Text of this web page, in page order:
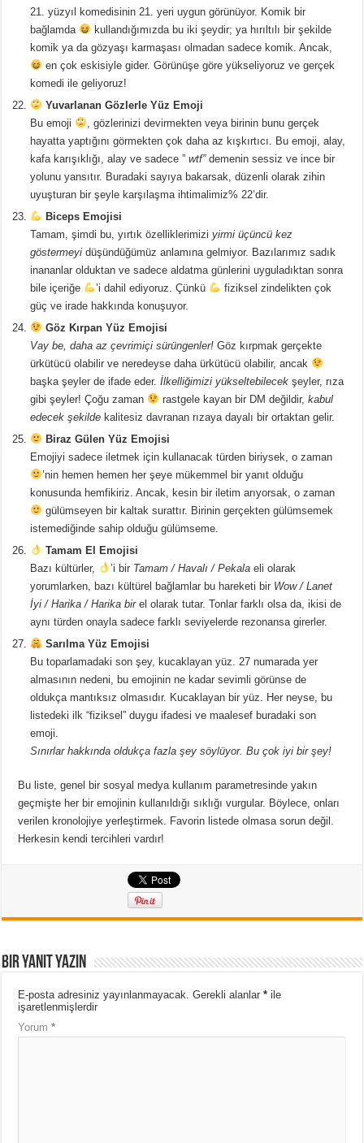
21. yüzyıl komedisinin 21. yeri uygun görünüyor. Komik bir
bağlamda
kullandığımızda bu iki şeydir; ya hırıltılı bir şekilde
komik ya da gözyaşı karmaşası olmadan sadece komik. Ancak,
en çok eskisiyle gider. Görünüşe göre yükseliyoruz ve gerçek
komedi ile geliyoruz!
Yuvarlanan Gözlerle Yüz Emoji
Bu emoji
, gözlerinizi devirmekten veya birinin bunu gerçek
hayatta yaptığını görmekten çok daha az kışkırtıcı. Bu emoji, alay,
kafa karışıklığı, alay ve sadece ”wtf”demenin sessiz ve ince bir
yolunu yansıtır. Buradaki sayıya bakarsak, düzenli olarak zihin
uyuşturan bir şeyle karşılaşma ihtimalimiz% 22’dir.
Biceps Emojisi
Tamam, şimdi bu, yırtık özelliklerimiziyirmi üçüncü kez
göstermeyi düşündüğümüz anlamına gelmiyor. Bazılarımız sadık
inananlar olduktan ve sadece aldatma günlerini uyguladıktan sonra
bile içeriğe
’i dahil ediyoruz. Çünkü
fiziksel zindelikten çok
güç ve irade hakkında konuşuyor.
Göz Kırpan Yüz Emojisi
Vay be, daha az çevrimiçi sürüngenler! Göz kırpmak gerçekte
ürkütücü olabilir ve neredeyse daha ürkütücü olabilir, ancak
başka şeyler de ifade eder.İlkelliğimizi yükseltebilecek şeyler, rıza
gibi şeyler! Çoğu zaman
rastgele kayan bir DM değildir,kabul
edecek şekilde kalitesiz davranan rızaya dayalı bir ortaktan gelir.
Biraz Gülen Yüz Emojisi
Emojiyi sadece iletmek için kullanacak türden biriysek, o zaman
’nin hemen hemen her şeye mükemmel bir yanıt olduğu
konusunda hemfikiriz. Ancak, kesin bir iletim arıyorsak, o zaman
gülümseyen bir kaltak surattır. Birinin gerçekten gülümsemek
istemediğinde sahip olduğu gülümseme.
Tamam El Emojisi
Bazı kültürler,
’i bir Tamam / Havalı / Pekala eli olarak
yorumlarken, bazı kültürel bağlamlar bu hareketi bir Wow / Lanet
İyi / Harika / Harika birel olarak tutar. Tonlar farklı olsa da, ikisi de
aynı türden onayla sadece farklı seviyelerde rezonansa girerler.
Sarılma Yüz Emojisi
Bu toparlamadaki son şey, kucaklayan yüz. 27 numarada yer
almasının nedeni, bu emojinin ne kadar sevimli görünse de
oldukça mantıksız olmasıdır. Kucaklayan bir yüz. Her neyse, bu
listedeki ilk “fiziksel” duygu ifadesi ve maalesef buradaki son
emoji.
Sınırlar hakkında oldukça fazla şey söylüyor. Bu çok iyi bir şey!
Bu liste, genel bir sosyal medya kullanım parametresinde yakın
geçmişte her bir emojinin kullanıldığı sıklığı vurgular. Böylece, onları
verilen kronolojiye yerleştirmek. Favorin listede olmasa sorun değil.
Herkesin kendi tercihleri vardır!
Bir yanıt yazın
E-posta adresiniz yayınlanmayacak. Gerekli alanlar* ile
işaretlenmişlerdir
Yorum*